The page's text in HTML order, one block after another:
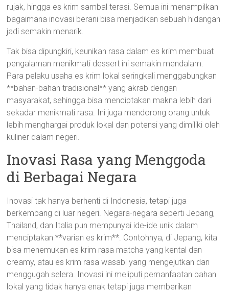
rujak, hingga es krim sambal terasi. Semua ini menampilkan
bagaimana inovasi berani bisa menjadikan sebuah hidangan
jadi semakin menarik.
Tak bisa dipungkiri, keunikan rasa dalam es krim membuat
pengalaman menikmati dessert ini semakin mendalam.
Para pelaku usaha es krim lokal seringkali menggabungkan
**bahan-bahan tradisional** yang akrab dengan
masyarakat, sehingga bisa menciptakan makna lebih dari
sekadar menikmati rasa. Ini juga mendorong orang untuk
lebih menghargai produk lokal dan potensi yang dimiliki oleh
kuliner dalam negeri.
Inovasi Rasa yang Menggoda
di Berbagai Negara
Inovasi tak hanya berhenti di Indonesia, tetapi juga
berkembang di luar negeri. Negara-negara seperti Jepang,
Thailand, dan Italia pun mempunyai ide-ide unik dalam
menciptakan **varian es krim**. Contohnya, di Jepang, kita
bisa menemukan es krim rasa matcha yang kental dan
creamy, atau es krim rasa wasabi yang mengejutkan dan
menggugah selera. Inovasi ini meliputi pemanfaatan bahan
lokal yang tidak hanya enak tetapi juga memberikan